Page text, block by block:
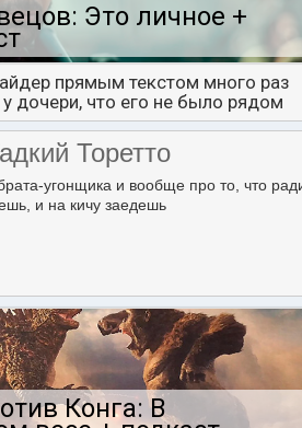
Это личное +
прямым текстом много раз
дочери, что его не было рядом
Торетто
угонщика и вообще про то, что
и на кичу заедешь
Конга: В